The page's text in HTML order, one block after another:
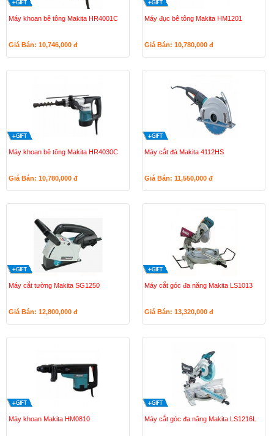
Máy khoan bê tông Makita HR4001C
Giá Bán: 10,746,000 đ
Máy đục bê tông Makita HM1201
Giá Bán: 10,780,000 đ
Máy khoan bê tông Makita HR4030C
Giá Bán: 10,780,000 đ
Máy cắt đá Makita 4112HS
Giá Bán: 11,550,000 đ
Máy cắt tường Makita SG1250
Giá Bán: 12,800,000 đ
Máy cắt góc đa năng Makita LS1013
Giá Bán: 13,320,000 đ
Máy khoan Makita HM0810 Máy cắt góc đa năng Makita LS1216L